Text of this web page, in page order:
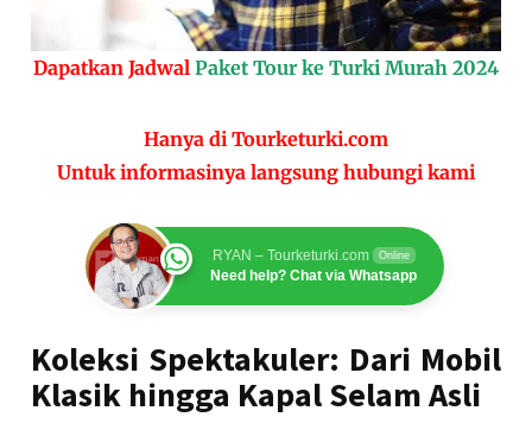
Dapatkan Jadwal Paket Tour ke Turki Murah 2024
Hanya di Tourketurki.com
Untuk informasinya langsung hubungi kami
RYAN – Tourketurki.com Online
Need help? Chat via Whatsapp
Koleksi Spektakuler: Dari Mobil
Klasik hingga Kapal Selam Asli